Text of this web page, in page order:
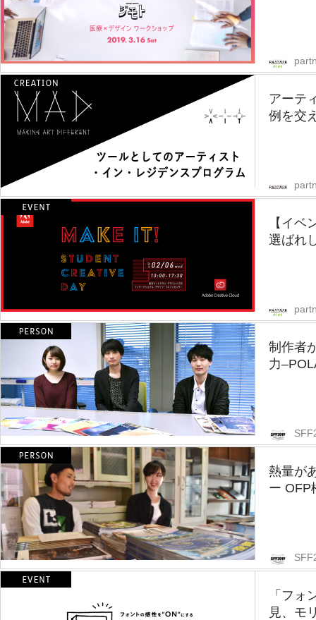
アーテ
例を交
【イベ
選ばれ
制作者
力
熱量が
ー OFP
「フォ
見、モ